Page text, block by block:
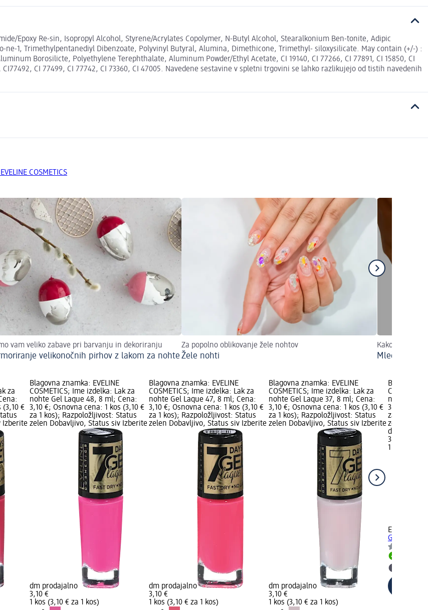
Epoxy Re-sin, Isopropyl Alcohol, Styrene/Acrylates Copolymer, N-Butyl Alcohol, Stearalkonium Ben-tonite, Adipic
ne-1, Trimethylpentanediyl Dibenzoate, Polyvinyl Butyral, Alumina, Dimethicone, Trimethyl- siloxysilicate. May contain (+/-) :
Borosilicte, Polyethylene Terephthalate, Aluminum Powder/Ethyl Acetate, CI 19140, CI 77266, CI 77891, CI 15850, CI
CI77492, CI 77499, CI 77742, CI 73360, CI 47005. Navedene sestavine v spletni trgovini se lahko razlikujejo od tistih navedenih
COSMETICS
vam veliko zabave pri barvanju in dekoriranju
velikonočnih pirhov z lakom za nohte
Za popolno oblikovanje žele nohtov
Žele nohti
Kako ustvariti
Mlečni
za
(3,10 €
Izberite
Blagovna znamka: EVELINE
COSMETICS; Ime izdelka: Lak za
nohte Gel Laque 48, 8 ml; Cena:
3,10 €; Osnovna cena: 1 kos (3,10 €
za 1 kos); Razpoložljivost: Status
zelen Dobavljivo, Status siv Izberite
dm prodajalno
3,10 €
1 kos (3,10 € za 1 kos)
Blagovna znamka: EVELINE
COSMETICS; Ime izdelka: Lak za
nohte Gel Laque 47, 8 ml; Cena:
3,10 €; Osnovna cena: 1 kos (3,10 €
za 1 kos); Razpoložljivost: Status
zelen Dobavljivo, Status siv Izberite
dm prodajalno
3,10 €
1 kos (3,10 € za 1 kos)
Blagovna znamka: EVELINE
COSMETICS; Ime izdelka: Lak za
nohte Gel Laque 37, 8 ml; Cena:
3,10 €; Osnovna cena: 1 kos (3,10 €
za 1 kos); Razpoložljivost: Status
zelen Dobavljivo, Status siv Izberite
dm prodajalno
3,10 €
1 kos (3,10 € za 1 kos)
Blagovna
nohte Gel
3,10 €;
za 1 kos);
zelen
dm
3,10 €
1 kos (3,10
EVELINE
Gel Laque